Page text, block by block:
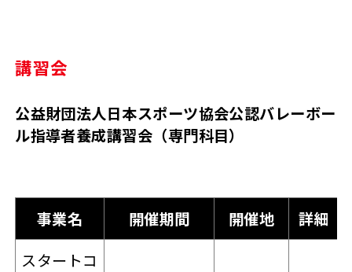
講習会
公益財団法人日本スポーツ協会公認バレーボー
ル指導者養成講習会（専門科目）
事業名 開催期間 開催地
詳細
スタートコ